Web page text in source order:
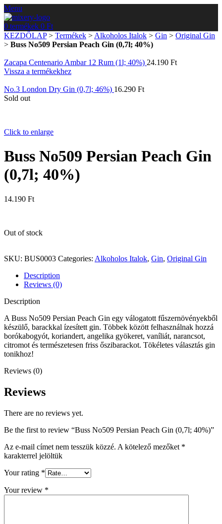
Menu
0 termékek 0 Ft
KEZDŐLAP> Termékek > Alkoholos Italok > Gin > Original Gin
> Buss No509 Persian Peach Gin (0,7l; 40%)
Zacapa Centenario Ambar 12 Rum (1l; 40%) 24.190 Ft
Vissza a termékekhez
No.3 London Dry Gin (0,7l; 46%) 16.290 Ft
Sold out
Click to enlarge
Buss No509 Persian Peach Gin
(0,7l; 40%)
14.190 Ft
Out of stock
SKU: BUS0003 Categories: Alkoholos Italok, Gin, Original Gin
Description
Reviews (0)
Description
A Buss No509 Persian Peach Gin egy válogatott fűszernövényekből
készülő, barackkal ízesített gin. Többek között felhasználnak hozzá
borókabogyót, koriandert, angelika gyökeret, vaníliát, narancsot,
citromot és természetesen friss őszibarackot. Tökéletes választás gin
tonikhoz!
Reviews (0)
Reviews
There are no reviews yet.
Be the first to review “Buss No509 Persian Peach Gin (0,7l; 40%)”
Az e-mail címet nem tesszük közzé. A kötelező mezőket *
karakterrel jelöltük
Your rating *
Your review *